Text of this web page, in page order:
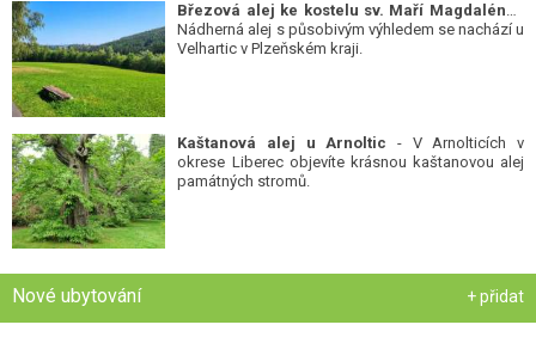
Březová alej ke kostelu sv. Maří Magdalény-
Nádherná alej s působivým výhledem se nachází u
Velhartic v Plzeňském kraji.
Kaštanová alej u Arnoltic - V Arnolticích v
okrese Liberec objevíte krásnou kaštanovou alej
památných stromů.
Nové ubytování + přidat